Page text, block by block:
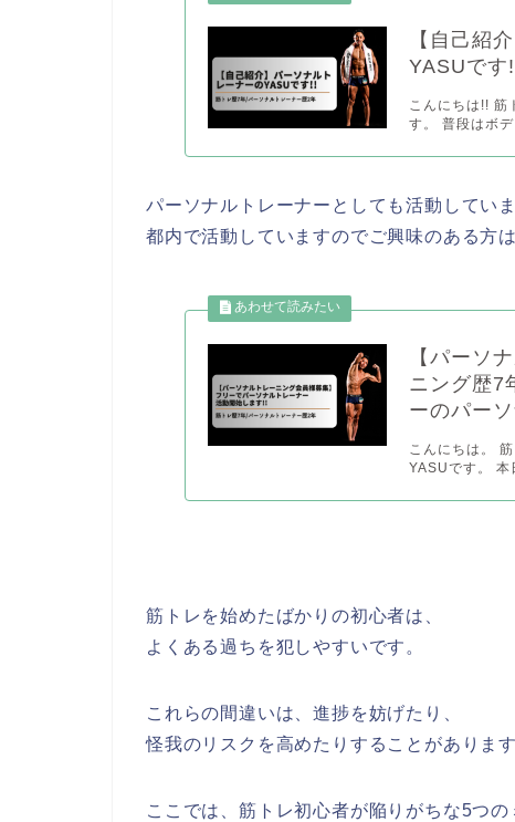
【自己紹
YASUです
こんにちは!! 筋
す。 普段はボ
パーソナルトレーナーとしても活動していま
都内で活動していますのでご興味のある方
【パーソ
ニング歴7
ーのパー
こんにちは。
YASUです。 本
筋トレを始めたばかりの初心者は、
よくある過ちを犯しやすいです。
これらの間違いは、進捗を妨げたり、
怪我のリスクを高めたりすることがあります
ここでは、筋トレ初心者が陥りがちな5つの